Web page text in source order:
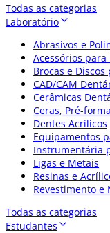
Todas as categorias
Laboratório
Abrasivos e
Acessórios
Brocas e
CAD/CAM
Cerâmicas
Ceras, Pré-
Dentes Acrílicos
Equipamentos
Instrumentária
Ligas e Metais
Resinas e
Revestimento e
Todas as categorias
Estudantes